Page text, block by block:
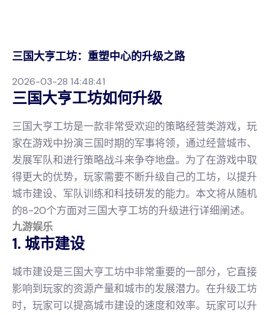
三国大亨工坊：重塑中心的升级之路
2026-03-28 14:48:41
三国大亨工坊如何升级
三国大亨工坊是一款非常受欢迎的策略经营类游戏，玩
家在游戏中扮演三国时期的军事将领，通过经营城市、
发展军队和进行策略战斗来争夺地盘。为了在游戏中取
得更大的优势，玩家需要不断升级自己的工坊，以提升
城市建设、军队训练和科技研发的能力。本文将从随机
的8-20个方面对三国大亨工坊的升级进行详细阐述。
九游娱乐
1. 城市建设
城市建设是三国大亨工坊中非常重要的一部分，它直接
影响到玩家的资源产量和城市的发展潜力。在升级工坊
时，玩家可以提高城市建设的速度和效率。玩家可以升